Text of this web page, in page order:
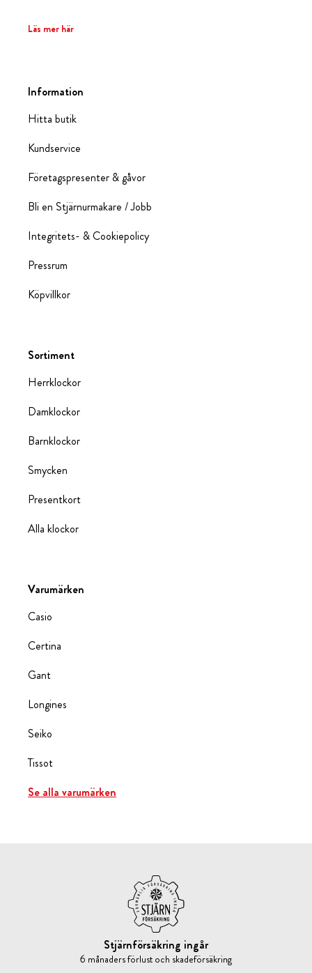
Läs mer här
Information
Hitta butik
Kundservice
Företagspresenter & gåvor
Bli en Stjärnurmakare / Jobb
Integritets- & Cookiepolicy
Pressrum
Köpvillkor
Sortiment
Herrklockor
Damklockor
Barnklockor
Smycken
Presentkort
Alla klockor
Varumärken
Casio
Certina
Gant
Longines
Seiko
Tissot
Se alla varumärken
Stjärnförsäkring ingår
6 månaders förlust och skadeförsäkring